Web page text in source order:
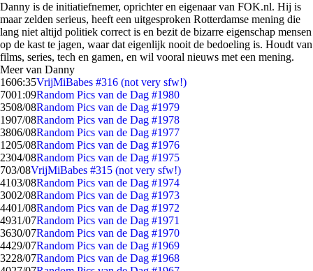
Danny is de initiatiefnemer, oprichter en eigenaar van FOK.nl. Hij is
maar zelden serieus, heeft een uitgesproken Rotterdamse mening die
lang niet altijd politiek correct is en bezit de bizarre eigenschap mensen
op de kast te jagen, waar dat eigenlijk nooit de bedoeling is. Houdt van
films, series, tech en gamen, en wil vooral nieuws met een mening.
Meer van Danny
1606:35VrijMiBabes #316 (not very sfw!)
7001:09Random Pics van de Dag #1980
3508/08Random Pics van de Dag #1979
1907/08Random Pics van de Dag #1978
3806/08Random Pics van de Dag #1977
1205/08Random Pics van de Dag #1976
2304/08Random Pics van de Dag #1975
703/08VrijMiBabes #315 (not very sfw!)
4103/08Random Pics van de Dag #1974
3002/08Random Pics van de Dag #1973
4401/08Random Pics van de Dag #1972
4931/07Random Pics van de Dag #1971
3630/07Random Pics van de Dag #1970
4429/07Random Pics van de Dag #1969
3228/07Random Pics van de Dag #1968